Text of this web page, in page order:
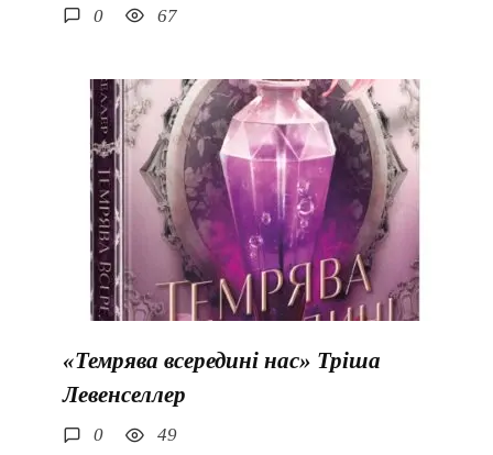
0 67
«Темрява всередині нас» Тріша
Левенселлер
0 49